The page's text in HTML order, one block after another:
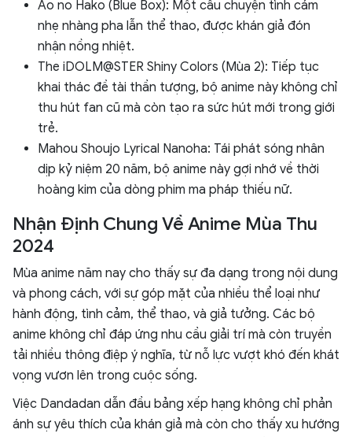
Ao no Hako (Blue Box): Một câu chuyện tình cảm
nhẹ nhàng pha lẫn thể thao, được khán giả đón
nhận nồng nhiệt.
The iDOLM@STER Shiny Colors (Mùa 2): Tiếp tục
khai thác đề tài thần tượng, bộ anime này không chỉ
thu hút fan cũ mà còn tạo ra sức hút mới trong giới
trẻ.
Mahou Shoujo Lyrical Nanoha: Tái phát sóng nhân
dịp kỷ niệm 20 năm, bộ anime này gợi nhớ về thời
hoàng kim của dòng phim ma pháp thiếu nữ.
Nhận Định Chung Về Anime Mùa Thu
2024
Mùa anime năm nay cho thấy sự đa dạng trong nội dung
và phong cách, với sự góp mặt của nhiều thể loại như
hành động, tình cảm, thể thao, và giả tưởng. Các bộ
anime không chỉ đáp ứng nhu cầu giải trí mà còn truyền
tải nhiều thông điệp ý nghĩa, từ nỗ lực vượt khó đến khát
vọng vươn lên trong cuộc sống.
Việc Dandadan dẫn đầu bảng xếp hạng không chỉ phản
ánh sự yêu thích của khán giả mà còn cho thấy xu hướng